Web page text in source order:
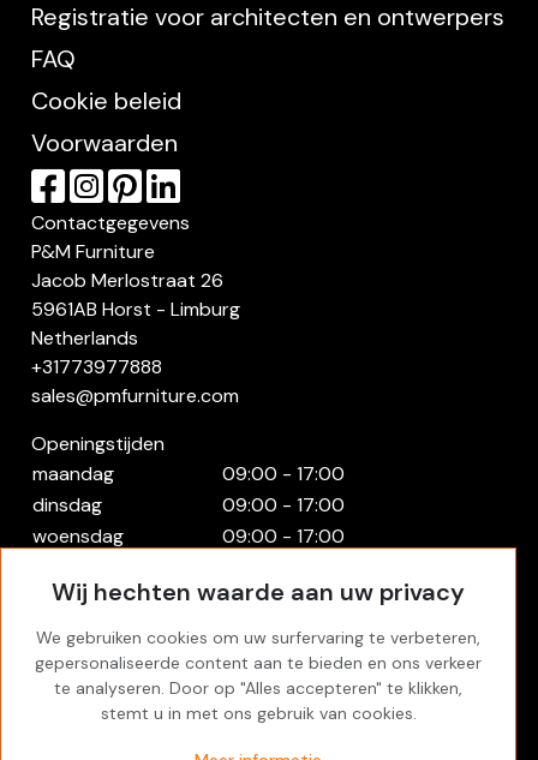
Registratie voor architecten en ontwerpers
FAQ
Cookie beleid
Voorwaarden
Contactgegevens
P&M Furniture
Jacob Merlostraat 26
5961AB Horst - Limburg
Netherlands
+31773977888
sales@pmfurniture.com
Openingstijden
maandag
09:00 - 17:00
dinsdag
09:00 - 17:00
woensdag
09:00 - 17:00
vrijdag
09:00 - 17:00
zaterdag
Gesloten
zondag
Gesloten
Rekening
Inloggen
Wij hechten waarde aan uw privacy
We gebruiken cookies om uw surfervaring te verbeteren,
gepersonaliseerde content aan te bieden en ons verkeer
te analyseren. Door op "Alles accepteren" te klikken,
stemt u in met ons gebruik van cookies.